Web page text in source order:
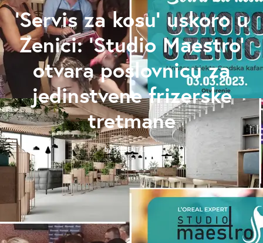
‘Servis za kosu’ uskoro u
Zenici: ‘Studio Maestro’
otvara poslovnicu za
jedinstvene frizerske
tretmane
by PRESENTADMIN